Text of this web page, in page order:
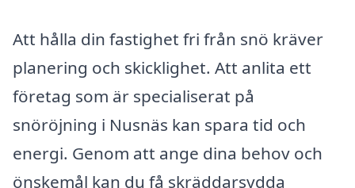
Att hålla din fastighet fri från snö kräver
planering och skicklighet. Att anlita ett
företag som är specialiserat på
snöröjning i Nusnäs kan spara tid och
energi. Genom att ange dina behov och
önskemål kan du få skräddarsydda